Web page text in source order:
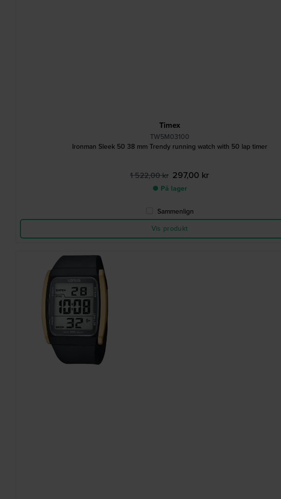
Timex
TW5M03100
Ironman Sleek 50 38 mm Trendy running watch with 50 lap timer
1 522,00 kr 297,00 kr
● På lager
Sammenlign
Vis produkt